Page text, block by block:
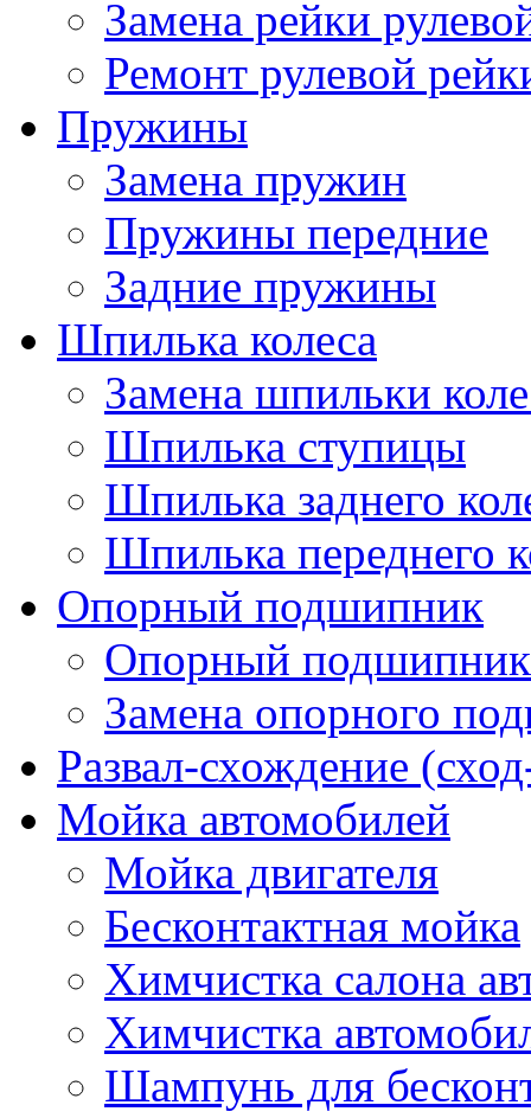
Замена рейки
Ремонт рулевой
Пружины
Замена пружин
Пружины передние
Задние пружины
Шпилька колеса
Замена шпильки
Шпилька ступицы
Шпилька заднего
Шпилька переднего
Опорный подшипник
Опорный подшипник
Замена опорного
Развал-схождение
Мойка автомобилей
Мойка двигателя
Бесконтактная мойка
Химчистка салона
Химчистка
Шампунь для